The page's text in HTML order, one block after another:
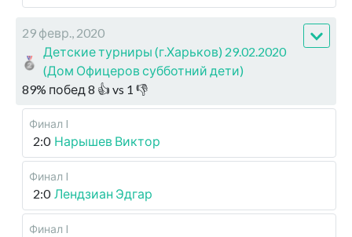
29 февр., 2020
Детские турниры (г.Харьков) 29.02.2020
(Дом Офицеров субботний дети)
89% побед 8 👍 vs 1 👎
Финал I
2:0 Нарышев Виктор
Финал I
2:0 Лендзиан Эдгар
Финал I